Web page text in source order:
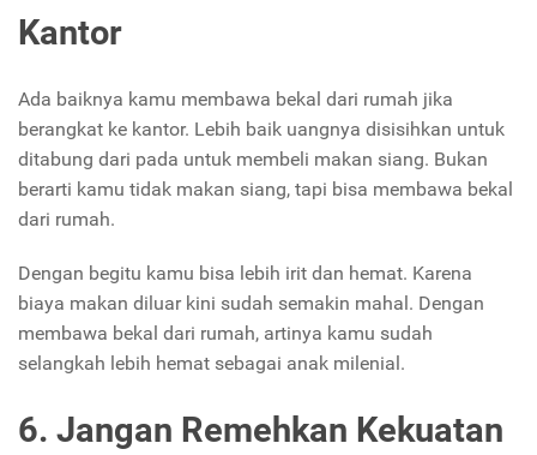
Kantor
Ada baiknya kamu membawa bekal dari rumah jika
berangkat ke kantor. Lebih baik uangnya disisihkan untuk
ditabung dari pada untuk membeli makan siang. Bukan
berarti kamu tidak makan siang, tapi bisa membawa bekal
dari rumah.
Dengan begitu kamu bisa lebih irit dan hemat. Karena
biaya makan diluar kini sudah semakin mahal. Dengan
membawa bekal dari rumah, artinya kamu sudah
selangkah lebih hemat sebagai anak milenial.
6. Jangan Remehkan Kekuatan